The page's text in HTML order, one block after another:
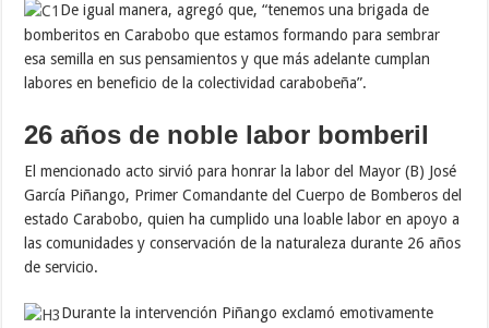
De igual manera, agregó que, “tenemos una brigada de
bomberitos en Carabobo que estamos formando para sembrar
esa semilla en sus pensamientos y que más adelante cumplan
labores en beneficio de la colectividad carabobeña”.
26 años de noble labor bomberil
El mencionado acto sirvió para honrar la labor del Mayor (B) José
García Piñango, Primer Comandante del Cuerpo de Bomberos del
estado Carabobo, quien ha cumplido una loable labor en apoyo a
las comunidades y conservación de la naturaleza durante 26 años
de servicio.
Durante la intervención Piñango exclamó emotivamente